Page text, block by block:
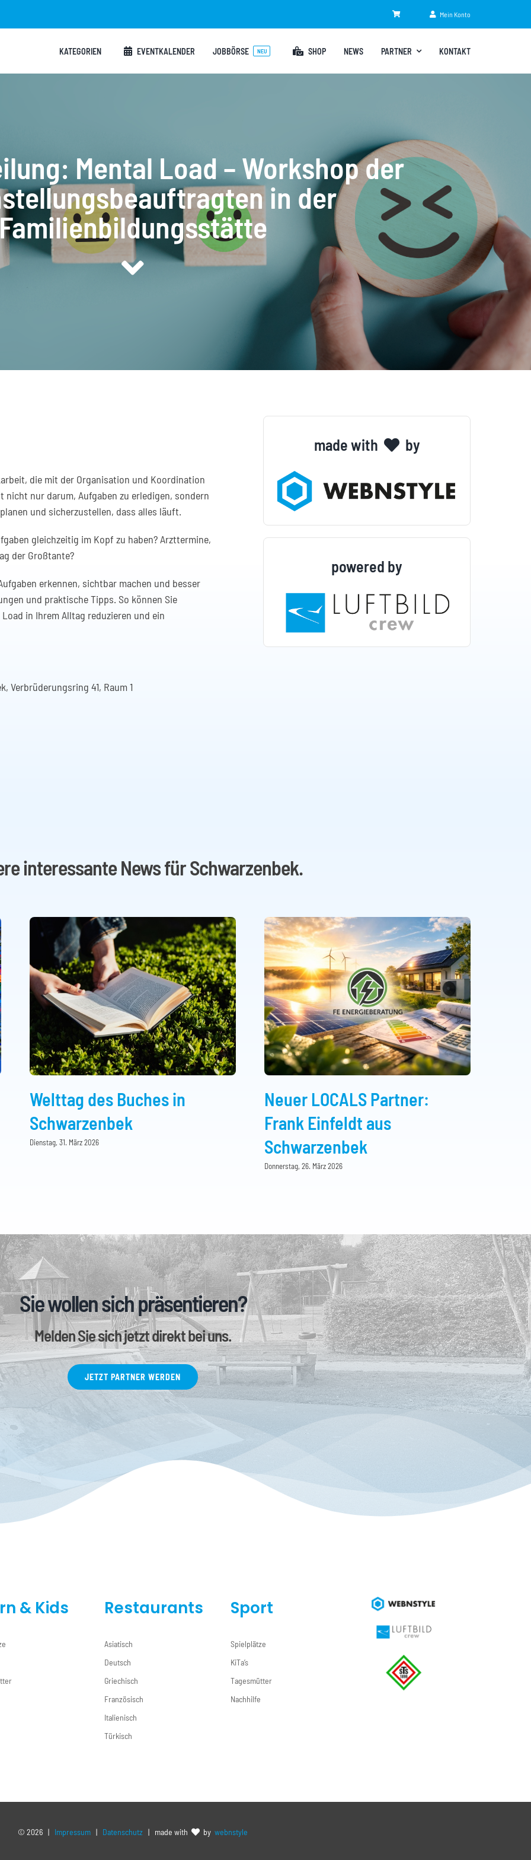
Mein Konto
KATEGORIEN EVENTKALENDER JOBBÖRSE NEU SHOP NEWS PARTNER KONTAKT
Mental Load – Workshop der
in der
die mit der Organisation und Koordination
nur darum, Aufgaben zu erledigen, sondern
und sicherzustellen, dass alles läuft.
gleichzeitig im Kopf zu haben? Arzttermine,
der Großtante?
erkennen, sichtbar machen und besser
und praktische Tipps. So können Sie
in Ihrem Alltag reduzieren und ein
Verbrüderungsring 41, Raum 1
made with by
powered by
interessante News für Schwarzenbek.
Welttag des Buches in
Schwarzenbek
Dienstag, 31. März 2026
Neuer LOCALS Partner:
Frank Einfeldt aus
Schwarzenbek
Donnerstag, 26. März 2026
Sie wollen sich präsentieren?
Melden Sie sich jetzt direkt bei uns.
JETZT PARTNER WERDEN
& Kids Restaurants
Asiatisch
Deutsch
Griechisch
Französisch
Italienisch
Türkisch
Sport
Spielplätze
KiTa’s
Tagesmütter
Nachhilfe
© 2026 | Impressum | Datenschutz | made with by webnstyle